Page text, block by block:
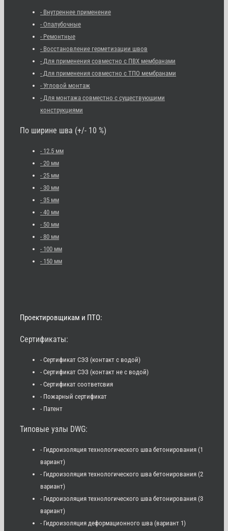
- Внутреннее применение
- Опалубочные
- Ремонтные
- Восстановление герметизации швов
- Для применения совместно с ПВХ мембранами
- Для применения совместно с ТПО мембранами
- Угловой монтаж
- Для монтажа совместно с существующими
конструкциями
По ширине шва (+/- 10 %)
- 12.5 мм
- 20 мм
- 25 мм
- 30 мм
- 35 мм
- 40 мм
- 50 мм
- 80 мм
- 100 мм
- 150 мм
Проектировщикам и ПТО:
Сертификаты:
- Сертификат СЭЗ (контакт с водой)
- Сертификат СЭЗ (контакт не с водой)
- Сертификат соответсвия
- Пожарный сертификат
- Патент
Типовые узлы DWG:
- Гидроизоляция технологического шва бетонирования (1
вариант)
- Гидроизоляция технологического шва бетонирования (2
вариант)
- Гидроизоляция технологического шва бетонирования (3
вариант)
- Гидроизоляция деформационного шва (вариант 1)